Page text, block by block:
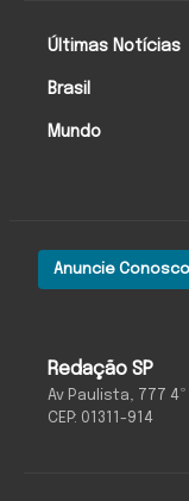
Redação SP
Av Paulista, 777
CEP: 01311-914
Anuncie Conosco
Últimas Notícias
Brasil
Mundo